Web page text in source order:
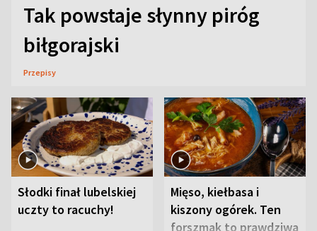
Tak powstaje słynny piróg
biłgorajski
Przepisy
Słodki finał lubelskiej
uczty to racuchy!
Mięso, kiełbasa i
kiszony ogórek. Ten
forszmak to prawdziwa